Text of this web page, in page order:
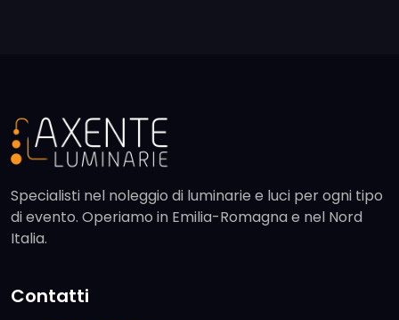
Specialisti nel noleggio di luminarie e luci per ogni tipo
di evento. Operiamo in Emilia-Romagna e nel Nord
Italia.
Contatti